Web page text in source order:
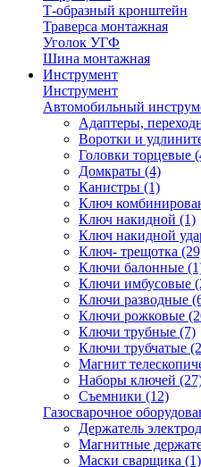
Т-образный кронштейн
Траверса монтажная
Уголок УГФ
Шина монтажная
Инструмент
Инструмент
Автомобильный
Адаптеры,
Воротки и
Головки торцевые
Домкраты (4)
Канистры (1)
Ключ
Ключ накидной (1)
Ключ накидной
Ключ- трещотка
Ключи балонные
Ключи имбусовые
Ключи разводные
Ключи рожковые
Ключи трубные (7)
Ключи трубчатые
Магнит
Наборы ключей
Съемники (12)
Газосварочное
Держатель
Магнитные
Маски сварщика (1)